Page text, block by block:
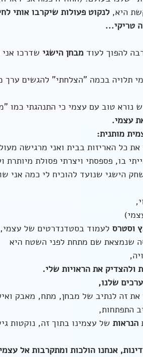
היא, לנקוט פעולות שיקרבו אותי
טריקי...
להפוך לעוד מבחן הישגי שדרכו אני
תלויה בכמה "הצלחתי" להגשים ערך
נורא טוב עם עצמי כי התנהגתי כמו
עצמי.
מותנית:
כל האריזות בבית ואני מרגישה
בו, פספסתי ויצרתי פסולת
הישגי שנועד להוכיח לי כמה אני
וסטרס לעמוד בסטדנדרטים של עצמי,
שנמצאת שם מתחת לפני השטח היא
ולהצדיק את הראויות שלי.
שלנו,
זה לנתיב של מבחן, מתח, מאבק
התפתחות,
הנראות של עצמינו בתוך זה, נוקטות
אנחנו הולכות ומתקרבות אל